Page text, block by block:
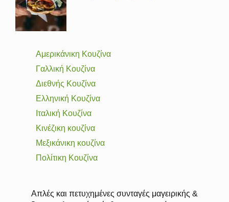
Αμερικάνικη Κουζίνα
Γαλλική Κουζίνα
Διεθνής Κουζίνα
Ελληνική Κουζίνα
Ιταλική Κουζίνα
Κινέζικη κουζίνα
Μεξικάνικη κουζίνα
Πολίτικη Κουζίνα
Απλές και πετυχημένες συνταγές μαγειρικής &